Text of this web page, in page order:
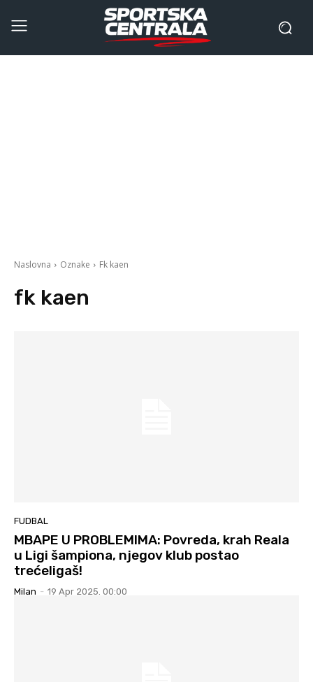
Naslovna Oznake Fk kaen
fk kaen
FUDBAL
MBAPE U PROBLEMIMA: Povreda, krah Reala
u Ligi šampiona, njegov klub postao
trećeligaš!
Milan - 19 Apr 2025. 00:00